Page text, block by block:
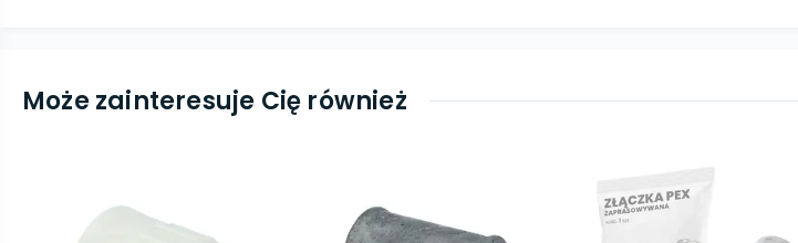
Może zainteresuje Cię również